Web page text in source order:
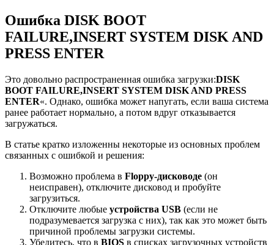
Ошибка DISK BOOT
FAILURE,INSERT SYSTEM DISK AND
PRESS ENTER
Это довольно распространенная ошибка загрузки:DISK
BOOT FAILURE,INSERT SYSTEM DISK AND PRESS
ENTER«. Однако, ошибка может напугать, если ваша система
ранее работает нормально, а потом вдруг отказывается
загружаться.
В статье кратко изложенны некоторые из основных проблем
связанных с ошибкой и решения:
Возможно проблема в Floppy-дисководе (он
неисправен), отключите дисковод и пробуйте
загрузиться.
Отключите любые устройства USB (если не
подразумевается загрузка с них), так как это может быть
причиной проблемы загрузки системы.
Убедитесь, что в BIOS в списках загрузочных устройств